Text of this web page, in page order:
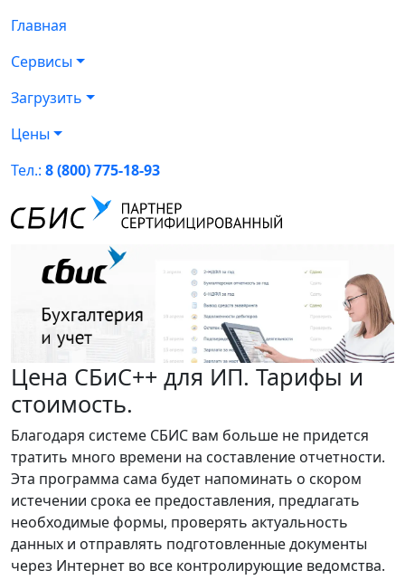
Главная
Сервисы
Загрузить
Цены
Тел.: 8 (800) 775-18-93
Цена СБиС++ для ИП. Тарифы и
стоимость.
Благодаря системе СБИС вам больше не придется
тратить много времени на составление отчетности.
Эта программа сама будет напоминать о скором
истечении срока ее предоставления, предлагать
необходимые формы, проверять актуальность
данных и отправлять подготовленные документы
через Интернет во все контролирующие ведомства.